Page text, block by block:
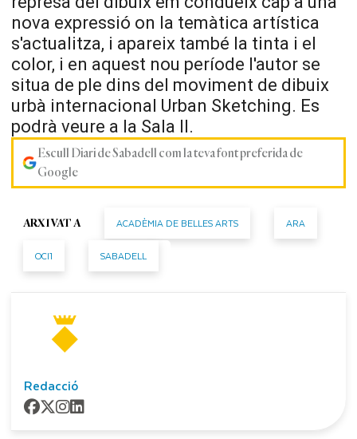
nova expressió on la temàtica artística
s'actualitza, i apareix també la tinta i el
color, i en aquest nou període l'autor se
situa de ple dins del moviment de dibuix
urbà internacional Urban Sketching. Es
podrà veure a la Sala II.
Escull Diari de Sabadell com la teva font preferida de
Google
ARXIVAT A ACADÈMIA DE BELLES ARTS ARA
OCI1 SABADELL
Redacció